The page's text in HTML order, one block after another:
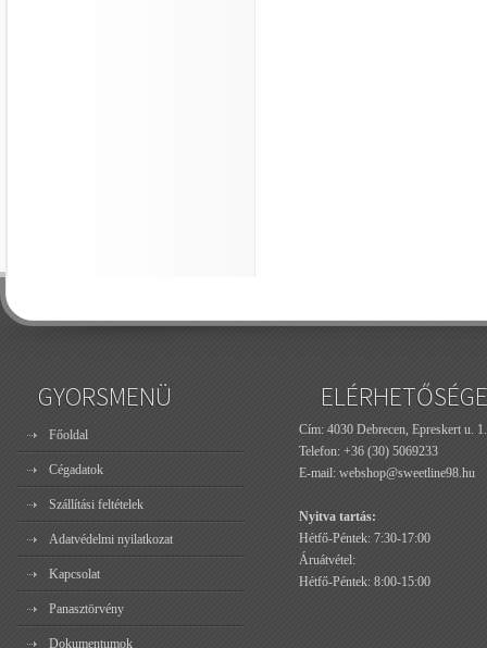
GYORSMENÜ
Főoldal
Cégadatok
Szállítási feltételek
Adatvédelmi nyilatkozat
Kapcsolat
Panasztörvény
Dokumentumok
Cím: 4030 Debrecen, Epreskert u. 1.
Telefon: +36 (30) 5069233
E-mail: webshop@sweetline98.hu
Nyitva tartás:
Hétfő-Péntek: 7:30-17:00
Áruátvétel:
Hétfő-Péntek: 8:00-15:00